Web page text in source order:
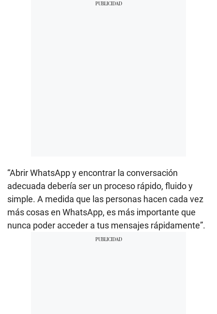
“Abrir WhatsApp y encontrar la conversación
adecuada debería ser un proceso rápido, fluido y
simple. A medida que las personas hacen cada vez
más cosas en WhatsApp, es más importante que
nunca poder acceder a tus mensajes rápidamente”.